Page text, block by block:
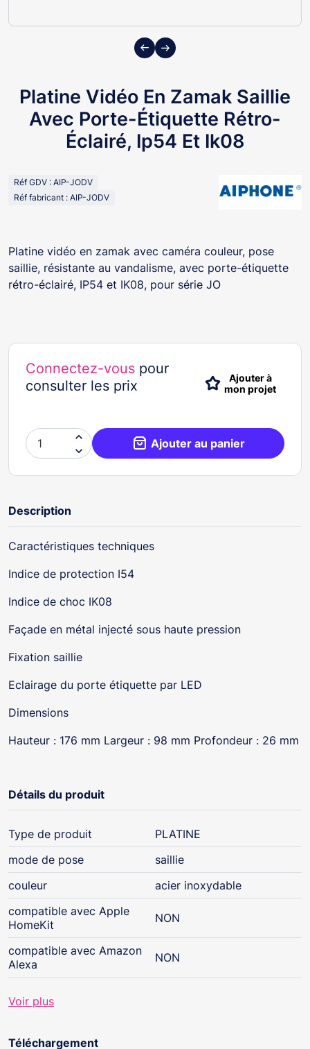
Previous
Next
Platine Vidéo En Zamak Saillie
Avec Porte-Étiquette Rétro-
Éclairé, Ip54 Et Ik08
Réf GDV : AIP-JODV
Réf fabricant : AIP-JODV
Platine vidéo en zamak avec caméra couleur, pose
saillie, résistante au vandalisme, avec porte-étiquette
rétro-éclairé, IP54 et IK08, pour série JO
Connectez-vous pour
consulter les prix
Ajouter à
mon projet

 Ajouter au panier
Description
Caractéristiques techniques
Indice de protection I54
Indice de choc IK08
Façade en métal injecté sous haute pression
Fixation saillie
Eclairage du porte étiquette par LED
Dimensions
Hauteur : 176 mm Largeur : 98 mm Profondeur : 26 mm
Détails du produit
Type de produit
PLATINE
mode de pose
saillie
couleur
acier inoxydable
compatible avec Apple
HomeKit
NON
compatible avec Amazon
Alexa
NON
Voir plus
Téléchargement